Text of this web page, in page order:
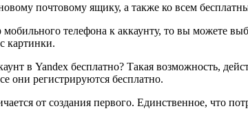
почтовому ящику, а также ко всем
телефона к аккаунту, то вы можете
картинки.
в Yandex бесплатно? Такая возможность,
они регистрируются бесплатно.
от создания первого. Единственное, что